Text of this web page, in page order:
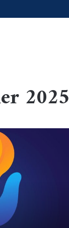
2025